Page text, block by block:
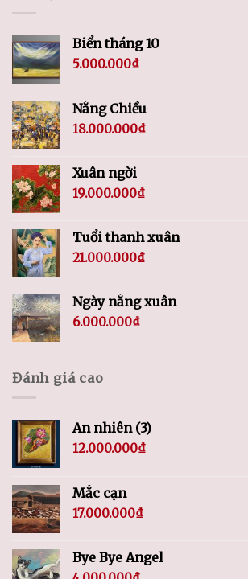
Biển tháng 10
5.000.000₫
Nắng Chiều
18.000.000₫
Xuân ngời
19.000.000₫
Tuổi thanh xuân
21.000.000₫
Ngày nắng xuân
6.000.000₫
Đánh giá cao
An nhiên (3)
12.000.000₫
Mắc cạn
17.000.000₫
Bye Bye Angel